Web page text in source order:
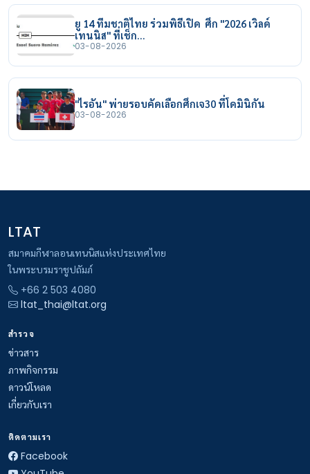
ยู 14 ทีมชาติไทย ร่วมพิธีเปิด ศึก "2026 เวิลด์
เทนนิส" ที่เช็ก…
03-08-2026
"ไรอัน" พ่ายรอบคัดเลือกศึกเจ30 ที่โดมินิกัน
03-08-2026
LTAT
สมาคมกีฬาลอนเทนนิสแห่งประเทศไทย
ในพระบรมราชูปถัมภ์
+66 2 503 4080
ltat_thai@ltat.org
สำรวจ
ข่าวสาร
ภาพกิจกรรม
ดาวน์โหลด
เกี่ยวกับเรา
ติดตามเรา
Facebook